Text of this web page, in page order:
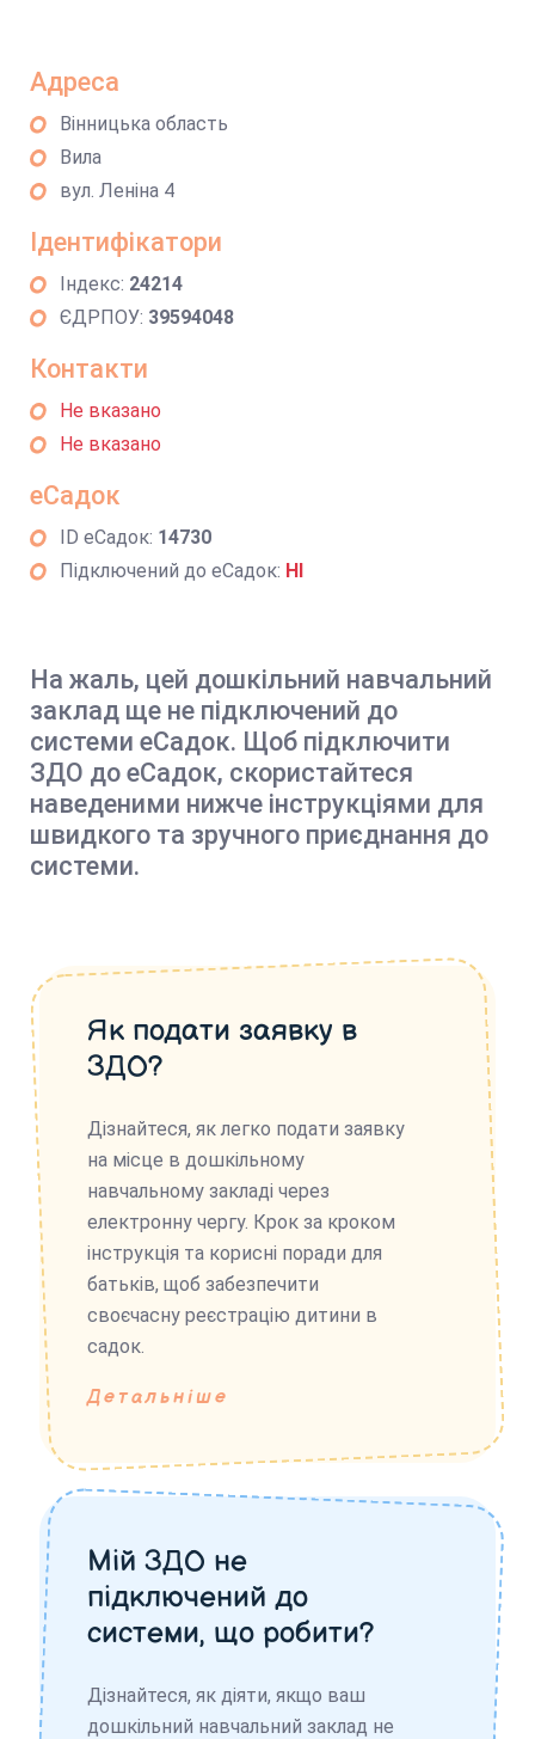
Адреса
Вінницька область
Вила
вул. Леніна 4
Ідентифікатори
Індекс: 24214
ЄДРПОУ: 39594048
Контакти
Не вказано
Не вказано
еСадок
ID еСадок: 14730
Підключений до еСадок: НІ
На жаль, цей дошкільний навчальний
заклад ще не підключений до
системи еСадок. Щоб підключити
ЗДО до еСадок, скористайтеся
наведеними нижче інструкціями для
швидкого та зручного приєднання до
системи.
Як подати заявку в
ЗДО?
Дізнайтеся, як легко подати заявку
на місце в дошкільному
навчальному закладі через
електронну чергу. Крок за кроком
інструкція та корисні поради для
батьків, щоб забезпечити
своєчасну реєстрацію дитини в
садок.
Детальніше
Мій ЗДО не
підключений до
системи, що робити?
Дізнайтеся, як діяти, якщо ваш
дошкільний навчальний заклад не